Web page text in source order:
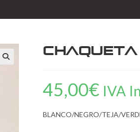
45,00€ IVA
BLANCO/NEGRO/TEJA/